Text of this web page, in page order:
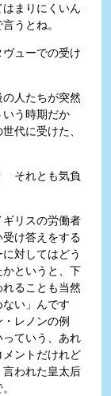
まりにくいん
うとね。
ューでの受け
人たちが突然
う時期だか
代に受けた、
それとも気負
リスの労働者
け答えをする
対してはどう
というと、下
ることも当然
い」んです
・レノンの例
ていう、あれ
ントだけれど
われた皇太后